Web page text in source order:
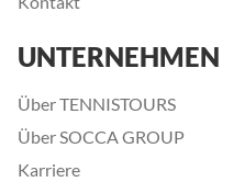
UNTERNEHMEN
Über TENNISTOURS
Über SOCCA GROUP
Karriere